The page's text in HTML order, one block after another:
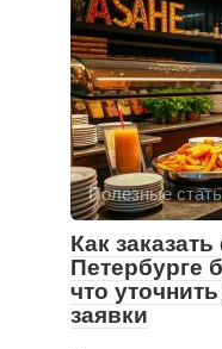
Полезные
Как
Петербурге
что
заявки